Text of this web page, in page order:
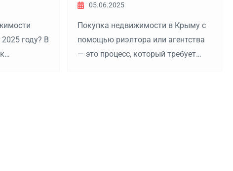
году? В
05.06.2025
Покупка недвижимости в Крыму с
помощью риэлтора или агентства
— это процесс, который требует